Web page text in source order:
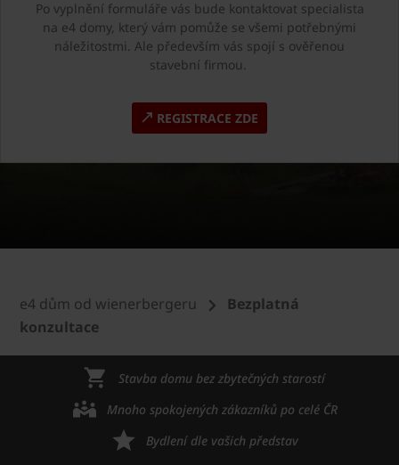
Po vyplnění formuláře vás bude kontaktovat specialista
na e4 domy, který vám pomůže se všemi potřebnými
náležitostmi. Ale především vás spojí s ověřenou
stavební firmou.
REGISTRACE ZDE
e4 dům od wienerbergeru
Bezplatná
konzultace
Stavba domu bez zbytečných starostí
Mnoho spokojených zákazníků po celé ČR
Bydlení dle vašich představ